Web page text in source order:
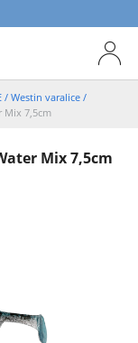
/ Westin varalice /
Mix 7,5cm
Mix 7,5cm